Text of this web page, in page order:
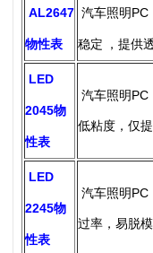
AL2647
物性表
汽车照明PC
稳定 ， 提供
LED
2045物
性表
汽车照明PC
低粘度，仅
LED
2245物
性表
汽车照明PC
过率，易脱模